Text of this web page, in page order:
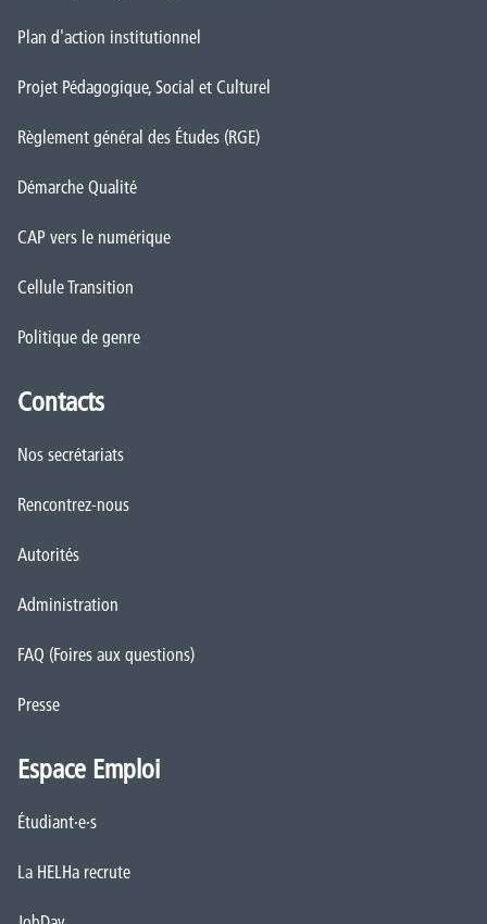
Plan d'action institutionnel
Projet Pédagogique, Social et Culturel
Règlement général des Études (RGE)
Démarche Qualité
CAP vers le numérique
Cellule Transition
Politique de genre
Contacts
Nos secrétariats
Rencontrez-nous
Autorités
Administration
FAQ (Foires aux questions)
Presse
Espace Emploi
Étudiant·e·s
La HELHa recrute